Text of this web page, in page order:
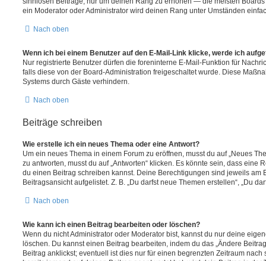
ein Moderator oder Administrator wird deinen Rang unter Umständen
Nach oben
Wenn ich bei einem Benutzer auf den E-Mail-Link klicke, werde ich
Nur registrierte Benutzer dürfen die foreninterne E-Mail-Funktion für
falls diese von der Board-Administration freigeschaltet wurde. Diese
Systems durch Gäste verhindern.
Nach oben
Beiträge schreiben
Wie erstelle ich ein neues Thema oder eine Antwort?
Um ein neues Thema in einem Forum zu eröffnen, musst du auf „Neues
zu antworten, musst du auf „Antworten“ klicken. Es könnte sein, dass eine
du einen Beitrag schreiben kannst. Deine Berechtigungen sind jeweils am
Beitragsansicht aufgelistet. Z. B. „Du darfst neue Themen erstellen“, „Du
Nach oben
Wie kann ich einen Beitrag bearbeiten oder löschen?
Wenn du nicht Administrator oder Moderator bist, kannst du nur deine
löschen. Du kannst einen Beitrag bearbeiten, indem du das „Ändere
Beitrag anklickst; eventuell ist dies nur für einen begrenzten Zeitraum